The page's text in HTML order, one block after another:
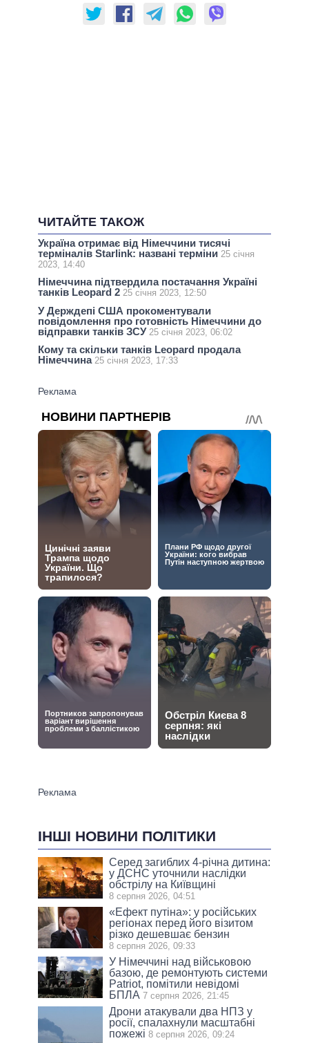
ЧИТАЙТЕ ТАКОЖ
Україна отримає від Німеччини тисячі
терміналів Starlink: названі терміни 25 січня
2023, 14:40
Німеччина підтвердила постачання Україні
танків Leopard 2 25 січня 2023, 12:50
У Держдепі США прокоментували
повідомлення про готовність Німеччини до
відправки танків ЗСУ 25 січня 2023, 06:02
Кому та скільки танків Leopard продала
Німеччина 25 січня 2023, 17:33
ІНШІ НОВИНИ ПОЛІТИКИ
Серед загиблих 4-річна дитина:
у ДСНС уточнили наслідки
обстрілу на Київщині
8 серпня 2026, 04:51
«Ефект путіна»: у російських
регіонах перед його візитом
різко дешевшає бензин
8 серпня 2026, 09:33
У Німеччині над військовою
базою, де ремонтують системи
Patriot, помітили невідомі
БПЛА 7 серпня 2026, 21:45
Дрони атакували два НПЗ у
росії, спалахнули масштабні
пожежі 8 серпня 2026, 09:24